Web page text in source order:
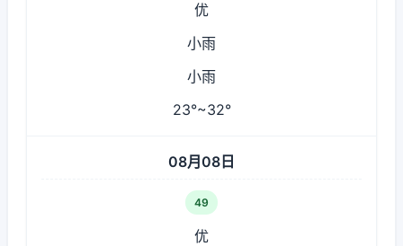
优
小雨
小雨
23°~32°
08月08日
49
优